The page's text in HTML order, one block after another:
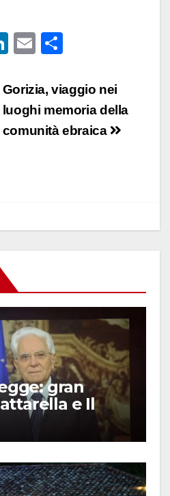
Li
k
e
dI
E
ail n
di
vi
Gorizia, viaggio nei
luoghi memoria della
comunità ebraica
gran
e Il